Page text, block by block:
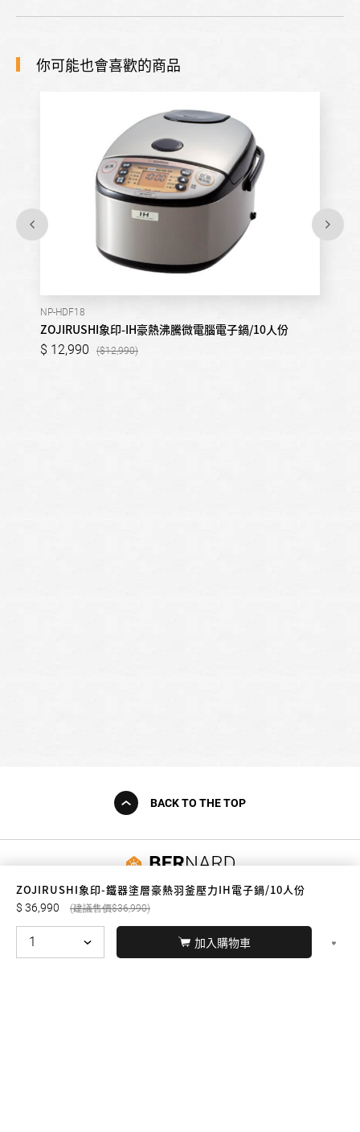
ZOJIRUSHI象印-鐵器塗層豪熱羽釜壓力IH電子鍋/10人份
36,990 36,990
加入購物車
你可能也會喜歡的商品
NP-HDF18
ZOJIRUSHI象印-IH豪熱沸騰微電腦電子鍋/10人份
12,990 12,990
BACK TO THE TOP
友誠購物
© BERNARD 2021 WEBDESIGN